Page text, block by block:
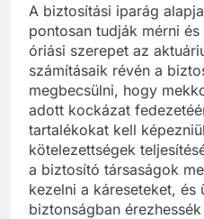
A biztosítási iparág
pontosan tudják mérni
óriási szerepet az
számításaik révén a
megbecsülni, hogy
adott kockázat
tartalékokat kell
kötelezettségek
a biztosító társaságok
kezelni a káreseteket, és
biztonságban